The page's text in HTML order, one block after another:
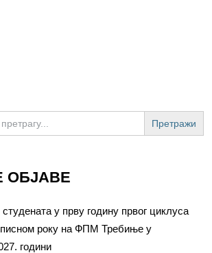
ОБЈАВЕ
у прву годину првог циклуса
року на ФПМ Требиње у
години